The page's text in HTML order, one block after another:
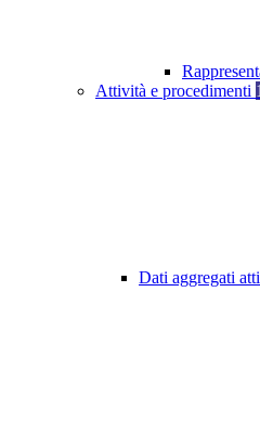
Attività e procedimenti 1
Dati aggregati